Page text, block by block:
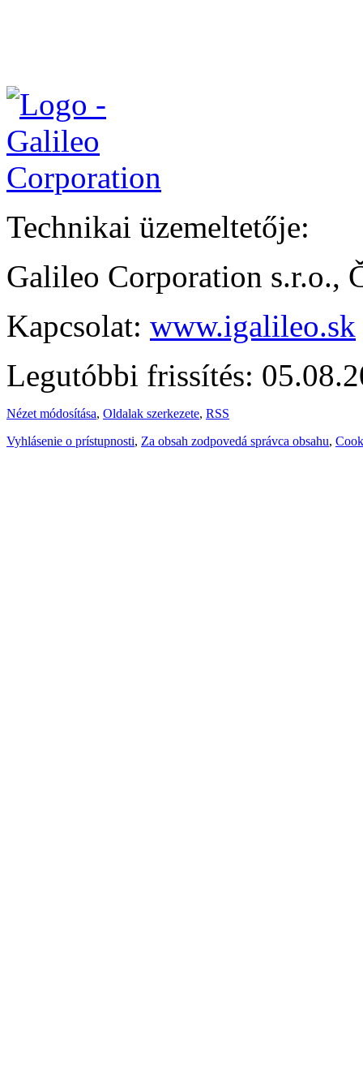
Technikai üzemeltetője:
Galileo Corporation s.r.o.,
Kapcsolat: www.igalileo.sk
Legutóbbi frissítés:
Nézet módosítása, Oldalak szerkezete, RSS
Vyhlásenie o prístupnosti, Za obsah zodpovedá správca obsahu,